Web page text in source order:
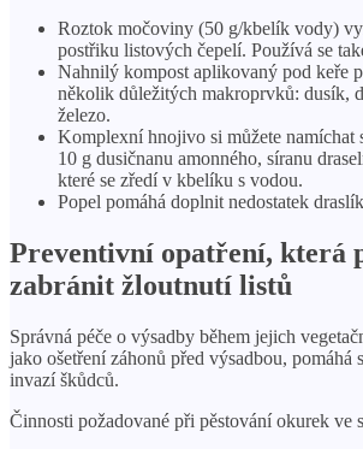
Roztok močoviny (50 g/kbelík vody)
postřiku listových čepelí. Používá se
Nahnilý kompost aplikovaný pod keře
několik důležitých makroprvků: dusík,
železo.
Komplexní hnojivo si můžete namíchat
10 g dusičnanu amonného, ​​síranu
které se zředí v kbelíku s vodou.
Popel pomáhá doplnit nedostatek
Preventivní opatření, která
zabránit žloutnutí listů
Správná péče o výsadby během jejich
jako ošetření záhonů před výsadbou, pomáhá
invazí škůdců.
Činnosti požadované při pěstování okurek ve